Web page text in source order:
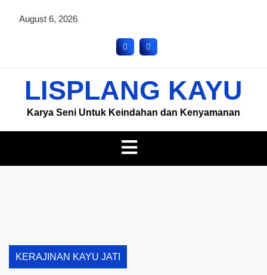
August 6, 2026
LISPLANG KAYU
Karya Seni Untuk Keindahan dan Kenyamanan
KERAJINAN KAYU JATI